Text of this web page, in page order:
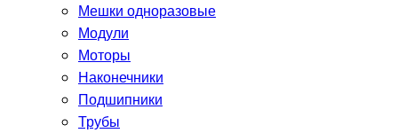
Мешки одноразовые
Модули
Моторы
Наконечники
Подшипники
Трубы